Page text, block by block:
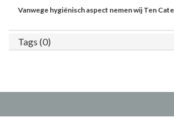
Vanwege hygiënisch aspect nemen wij Ten
Tags (0)